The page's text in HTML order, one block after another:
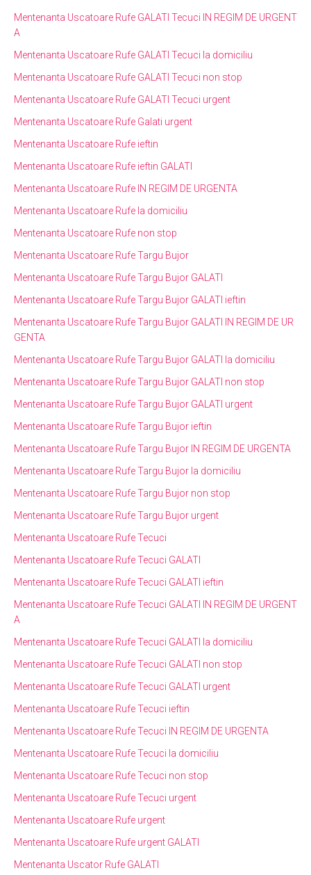
Mentenanta Uscatoare Rufe GALATI Tecuci IN REGIM DE URGENT
A
Mentenanta Uscatoare Rufe GALATI Tecuci la domiciliu
Mentenanta Uscatoare Rufe GALATI Tecuci non stop
Mentenanta Uscatoare Rufe GALATI Tecuci urgent
Mentenanta Uscatoare Rufe Galati urgent
Mentenanta Uscatoare Rufe ieftin
Mentenanta Uscatoare Rufe ieftin GALATI
Mentenanta Uscatoare Rufe IN REGIM DE URGENTA
Mentenanta Uscatoare Rufe la domiciliu
Mentenanta Uscatoare Rufe non stop
Mentenanta Uscatoare Rufe Targu Bujor
Mentenanta Uscatoare Rufe Targu Bujor GALATI
Mentenanta Uscatoare Rufe Targu Bujor GALATI ieftin
Mentenanta Uscatoare Rufe Targu Bujor GALATI IN REGIM DE UR
GENTA
Mentenanta Uscatoare Rufe Targu Bujor GALATI la domiciliu
Mentenanta Uscatoare Rufe Targu Bujor GALATI non stop
Mentenanta Uscatoare Rufe Targu Bujor GALATI urgent
Mentenanta Uscatoare Rufe Targu Bujor ieftin
Mentenanta Uscatoare Rufe Targu Bujor IN REGIM DE URGENTA
Mentenanta Uscatoare Rufe Targu Bujor la domiciliu
Mentenanta Uscatoare Rufe Targu Bujor non stop
Mentenanta Uscatoare Rufe Targu Bujor urgent
Mentenanta Uscatoare Rufe Tecuci
Mentenanta Uscatoare Rufe Tecuci GALATI
Mentenanta Uscatoare Rufe Tecuci GALATI ieftin
Mentenanta Uscatoare Rufe Tecuci GALATI IN REGIM DE URGENT
A
Mentenanta Uscatoare Rufe Tecuci GALATI la domiciliu
Mentenanta Uscatoare Rufe Tecuci GALATI non stop
Mentenanta Uscatoare Rufe Tecuci GALATI urgent
Mentenanta Uscatoare Rufe Tecuci ieftin
Mentenanta Uscatoare Rufe Tecuci IN REGIM DE URGENTA
Mentenanta Uscatoare Rufe Tecuci la domiciliu
Mentenanta Uscatoare Rufe Tecuci non stop
Mentenanta Uscatoare Rufe Tecuci urgent
Mentenanta Uscatoare Rufe urgent
Mentenanta Uscatoare Rufe urgent GALATI
Mentenanta Uscator Rufe GALATI